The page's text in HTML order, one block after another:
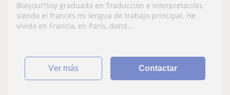
Bonjour!Soy graduada en Traducción e Interpretación,
siendo el francés mi lengua de trabajo principal. He
vivido en Francia, en París, dond...
ver más Contactar